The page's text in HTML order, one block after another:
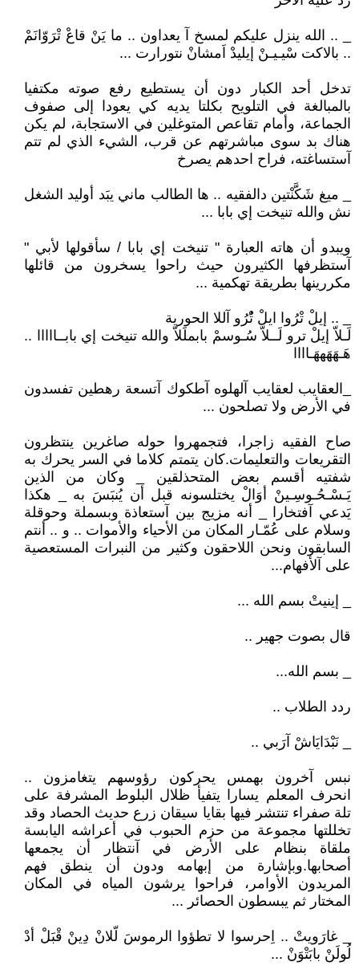
_ .. الله ينزل عليكم لمسخ آ يعداون .. ما يَنْ قاعْ تْرَوّانَمْ
.. بالاكت سْيـيـنْ إيليدْ اَمشانْ نتورارت ...
تدخل أحد الكبار دون أن يستطيع رفع صوته مكتفيا
بالمبالغة في التلويح بكلتا يديه كي يعودا إلى صفوف
الجماعة، وأمام تقاعص المتوغلين في الاستجابة، لم يكن
هناك بد سوى مباشرتهم عن قرب، الشيء الذي لم تتم
آستساغته، فراح احدهم يصرخ
_ ميغ شَكَّنْتين دالفقيه .. ها الطالب ماني يبَد أوليد الشغل
نش والله تنيخت إي بابا ...
ويبدو أن هاته العبارة " تنيخت إي بابا / سأقولها لأبي "
آستظرفها الكثيرون حيث راحوا يسخرون من قائلها
مكررينها بطريقة تهكمية ...
_ .. إيلْ تْرُوا ايلْ تُْرُو آللا الحورية
لَـلاّ إيلْ ترو لَــلاّ سُـوسمْ بابملَلاّ والله تنيخت إي بابــااااا ..
هَـهَهَههَـاااا
_العقايب لعقايب آلهلوه آطكوك آتسعة رهطين تفسدون
في الأرض ولا تصلحون ...
صاح الفقيه زاجرا، فتجمهروا حوله صاغرين ينتظرون
التقريعات والتعليمات.كان يتمتم كلاما في السر يحرك به
شفتيه أقسم بعض المتحذلقين _ وكان من الذين
يَـسْـحُـوسِـينْ أوَالْ يختلسونه قبل أن يُنبَسَ به _ هكذا
يَدعي آفتخارا _ أنه مزيج بين آستعاذة وبسملة وحوقلة
وسلام على عُمّـار المكان من الأحياء والأموات .. و .. أنتم
السابقون ونحن اللاحقون وكثير من النبرات المستعصية
على آلأفهام...
_ إينيتْ بسم الله ...
قال بصوت جهير ..
_ بسم الله...
ردد الطلاب ..
_ نَبْدَايَاشْ آرَبي ..
نبس آخرون بهمس يحركون رؤوسهم يتغامزون ..
انحرف المعلم يسارا يتفيأ ظلال البلوط المشرفة على
تلة صفراء تنتشر فيها بقايا سيقان زرع حديث الحصاد وقد
تخللتها مجموعة من حزم الحبوب في أعراشه اليابسة
ملقاة بنظام على الأرض في آنتظار أن يجمعها
أصحابها.وبإشارة من إبهامه ودون أن ينطق فهم
المريدون الأوامر، فراحوا يرشون المياه في المكان
المختار ثم يبسطون الحصائر ...
_ غارَويتْ .. اِحرسوا لا تطؤوا الرموسَ لّلانْ دِينْ قْبَلْ أدْ
لُولَنْ بابَتْوَنْ ...